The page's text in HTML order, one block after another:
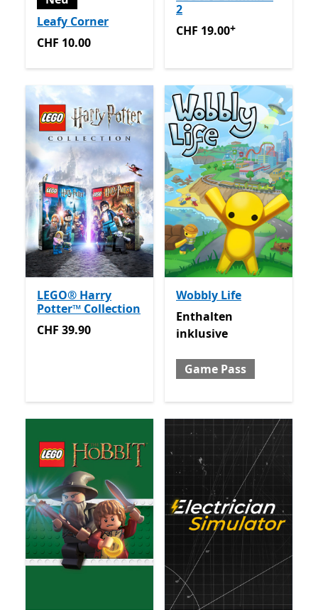
Leafy Corner
CHF 10.00
CHF 10.00
2
CHF 19.00Enthält In-App-
CHF 19.00+
LEGO® Harry
Potter™ Collection
CHF 39.90
CHF 39.90
Wobbly Life
Enthalten inklusive Game
Enthalten
inklusive
Game Pass